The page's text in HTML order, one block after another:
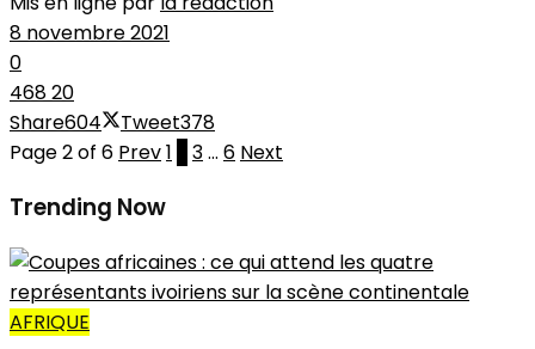
8 novembre 2021
0
46820
Share604 Tweet378
Page 2 of 6 Prev1 3… 6 Next
Trending Now
AFRIQUE